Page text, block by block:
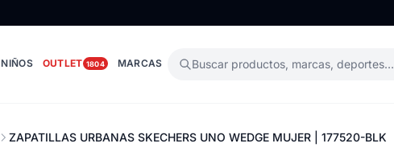
NIÑOS OUTLET 1804 MARCAS Buscar productos, marcas, deportes…
ZAPATILLAS URBANAS SKECHERS UNO WEDGE MUJER | 177520-BLK